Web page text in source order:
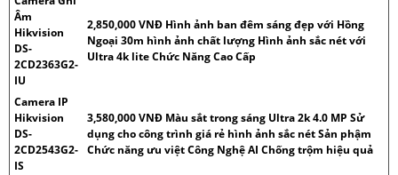
Âm
Hikvision
DS-
2CD2363G2-
IU
2,850,000 VNĐ Hình ảnh ban đêm sáng đẹp với Hồng
Ngoại 30m hình ảnh chất lượng Hình ảnh sắc nét với
Ultra 4k lite Chức Năng Cao Cấp
Camera IP
Hikvision
DS-
2CD2543G2-
IS
3,580,000 VNĐ Màu sắt trong sáng Ultra 2k 4.0 MP Sử
dụng cho công trình giá rẻ hình ảnh sắc nét Sản phậm
Chức năng ưu việt Công Nghệ AI Chống trộm hiệu quả